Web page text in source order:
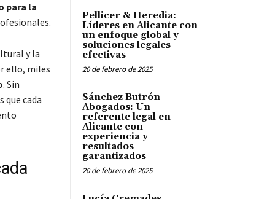
para la
y la
ello, miles
. Sin
que cada
Pellicer & Heredia:
Líderes en Alicante con
un enfoque global y
soluciones legales
efectivas
20 de febrero de 2025
Sánchez Butrón
Abogados: Un
referente legal en
Alicante con
experiencia y
resultados
garantizados
20 de febrero de 2025